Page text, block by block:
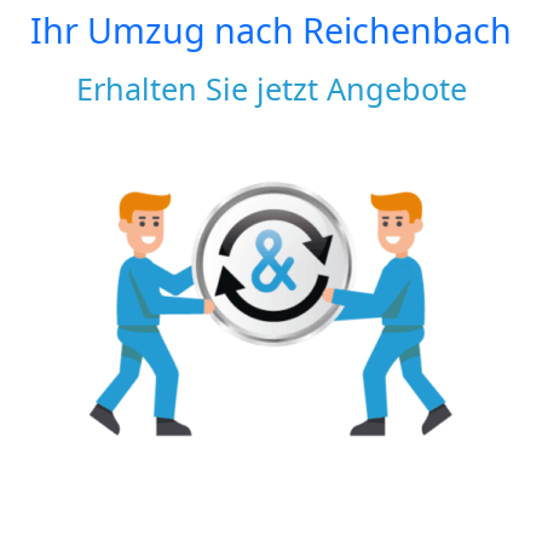
Ihr Umzug nach Reichenbach
Erhalten Sie jetzt Angebote